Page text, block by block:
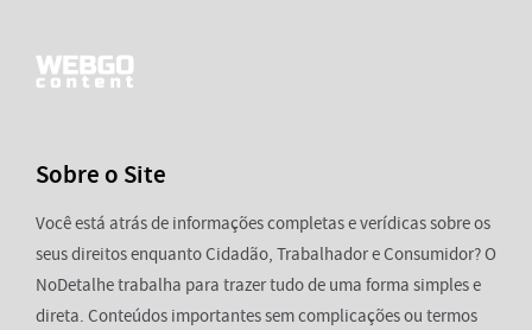
Sobre o Site
Você está atrás de informações completas e verídicas sobre os
seus direitos enquanto Cidadão, Trabalhador e Consumidor? O
NoDetalhe trabalha para trazer tudo de uma forma simples e
direta. Conteúdos importantes sem complicações ou termos